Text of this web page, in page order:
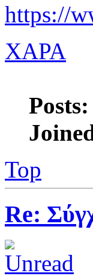
https://
XAPA
Posts:
Top
Re: